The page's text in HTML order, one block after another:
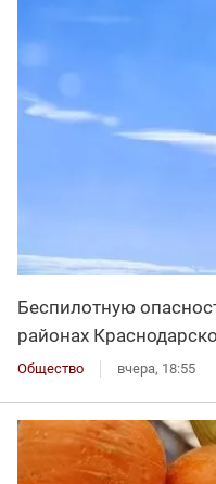
Беспилотную
районах
Общество вчера, 18:55